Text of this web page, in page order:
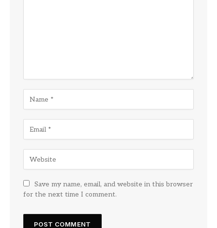
Save my name, email, and website in this browser
for the next time I comment.